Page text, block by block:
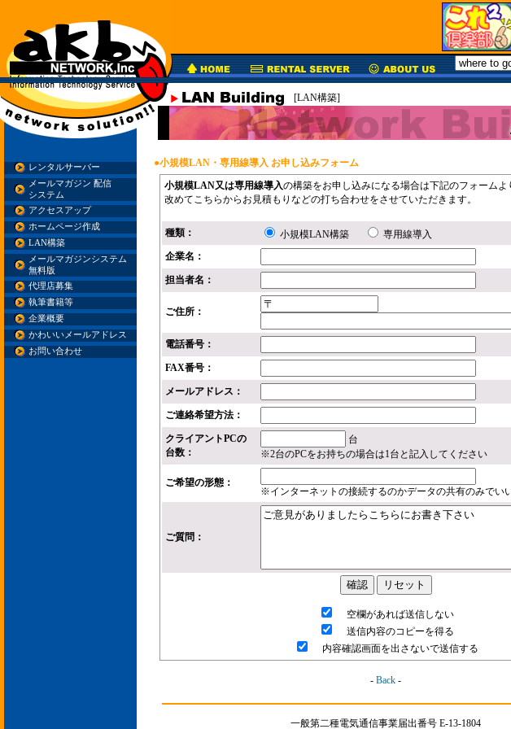
レンタルサーバー
メールマガジン 配信
システム
アクセスアップ
ホームページ作成
LAN構築
メールマガジンシステム
無料版
代理店募集
執筆書籍等
企業概要
かわいいメールアドレス
お問い合わせ
[LAN構築]
●小規模LAN・専用線導入 お申し込みフォーム
小規模LAN又は専用線導入の構築をお申し込みになる場合は下記のフォームよ
改めてこちらからお見積もりなどの打ち合わせをさせていただきます。
種類： 小規模LAN構築
専用線導入
企業名：
担当者名：
ご住所：
電話番号：
FAX番号：
メールアドレス：
ご連絡希望方法：
クライアントPCの
台数：
台
※2台のPCをお持ちの場合は1台と記入してください
ご希望の形態：
※インターネットの接続するのかデータの共有のみでい
ご質問：
空欄があれば送信しない
送信内容のコピーを得る
内容確認画面を出さないで送信する
- Back -
一般第二種電気通信事業届出番号 E-13-1804